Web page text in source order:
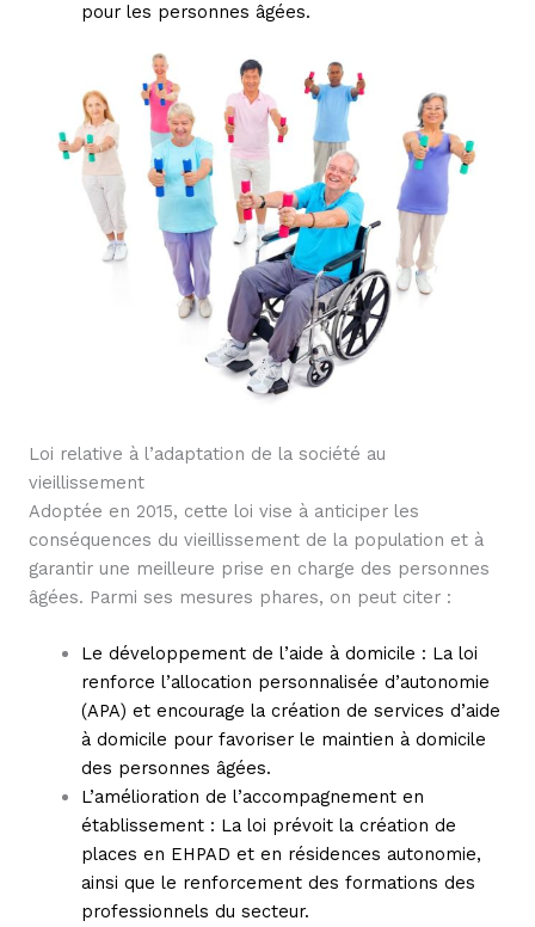
pour les personnes âgées.
Loi relative à l’adaptation de la société au
vieillissement
Adoptée en 2015, cette loi vise à anticiper les
conséquences du vieillissement de la population et à
garantir une meilleure prise en charge des personnes
âgées. Parmi ses mesures phares, on peut citer :
Le développement de l’aide à domicile : La loi
renforce l’allocation personnalisée d’autonomie
(APA) et encourage la création de services d’aide
à domicile pour favoriser le maintien à domicile
des personnes âgées.
L’amélioration de l’accompagnement en
établissement : La loi prévoit la création de
places en EHPAD et en résidences autonomie,
ainsi que le renforcement des formations des
professionnels du secteur.